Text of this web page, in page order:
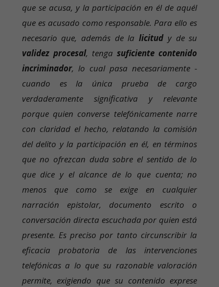
que se acusa, y la participación en él de aquél
que es acusado como responsable. Para ello es
necesario que, además de lalicitudy de su
validez procesal, tengasuficiente contenido
incriminador, lo cual pasa necesariamente -
cuando es la única prueba de cargo
verdaderamente significativa y relevante
porque quien converse telefónicamente narre
con claridad el hecho, relatando la comisión
del delito y la participación en él, en términos
que no ofrezcan duda sobre el sentido de lo
que dice y el alcance de lo que cuenta; no
menos que como se exige en cualquier
narración epistolar, documento escrito o
conversación directa escuchada por quien está
presente. Es preciso por tanto circunscribir la
eficacia probatoria de las intervenciones
telefónicas a lo que su razonable valoración
permite, exigiendo que su contenido exprese